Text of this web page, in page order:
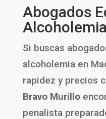
Abogados
Si buscas
alcoholemia en
rapidez y precios
Bravo Murillo
penalista